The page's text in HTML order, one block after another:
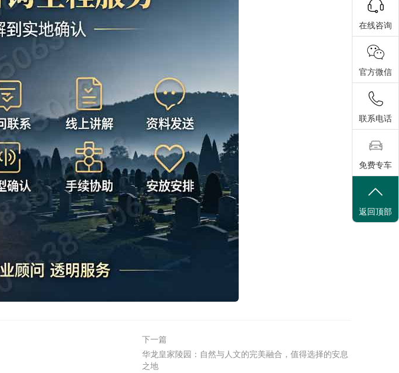
下一篇
华龙皇家陵园：自然与人文的完美融合，值得选择的安息
之地‌
在线咨询
官方微信
联系电话
免费专车
返回顶部